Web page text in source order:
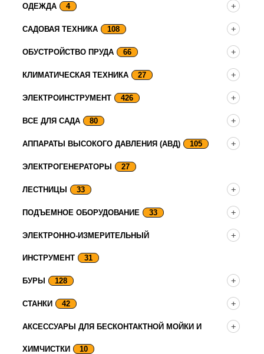
ОДЕЖДА 4
САДОВАЯ ТЕХНИКА 108
ОБУСТРОЙСТВО ПРУДА 66
КЛИМАТИЧЕСКАЯ ТЕХНИКА 27
ЭЛЕКТРОИНСТРУМЕНТ 426
ВСЕ ДЛЯ САДА 80
АППАРАТЫ ВЫСОКОГО ДАВЛЕНИЯ (АВД) 105
ЭЛЕКТРОГЕНЕРАТОРЫ 27
ЛЕСТНИЦЫ 33
ПОДЪЕМНОЕ ОБОРУДОВАНИЕ 33
ЭЛЕКТРОННО-ИЗМЕРИТЕЛЬНЫЙ
ИНСТРУМЕНТ 31
БУРЫ 128
СТАНКИ 42
АКСЕССУАРЫ ДЛЯ БЕСКОНТАКТНОЙ МОЙКИ И
ХИМЧИСТКИ 10